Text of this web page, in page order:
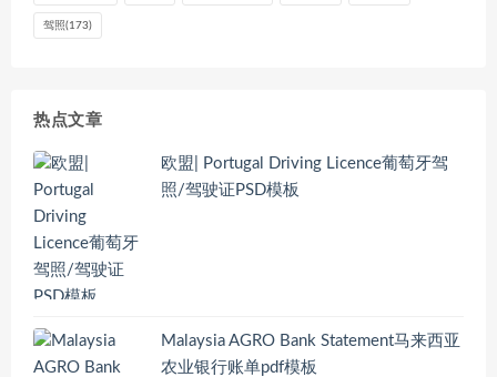
驾照(173)
热点文章
欧盟| Portugal Driving Licence葡萄牙驾
照/驾驶证PSD模板
Malaysia AGRO Bank Statement马来西亚
农业银行账单pdf模板